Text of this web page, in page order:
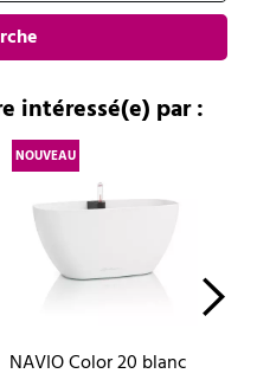
intéressé(e) par :
NOUVEAU
NAVIO Color 20 blanc